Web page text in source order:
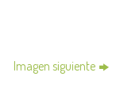
Imagen siguiente